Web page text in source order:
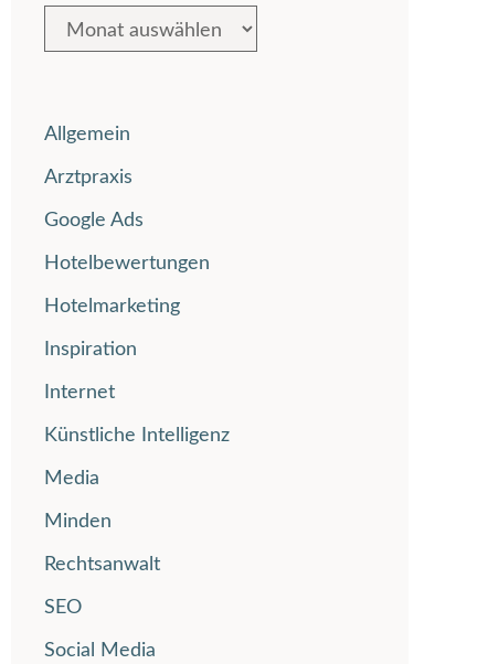
Allgemein
Arztpraxis
Google Ads
Hotelbewertungen
Hotelmarketing
Inspiration
Internet
Künstliche Intelligenz
Media
Minden
Rechtsanwalt
SEO
Social Media